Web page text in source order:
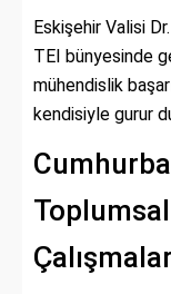
Eskişehir Valisi
TEI bünyesinde
mühendislik
kendisiyle gurur
Toplumsal